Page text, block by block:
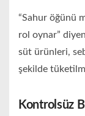
“Sahur öğünü
rol oynar”
süt ürünleri,
şekilde
Kontrolsüz